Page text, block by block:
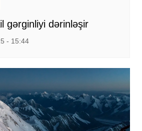
gərginliyi dərinləşir
- 15:44